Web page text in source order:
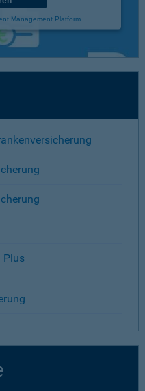
Management Platform
Plus